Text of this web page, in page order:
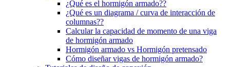
¿Qué es el hormigón armado??
¿Qué es un diagrama / curva de interacción de
columnas??
Calcular la capacidad de momento de una viga
de hormigón armado
Hormigón armado vs Hormigón pretensado
Cómo diseñar vigas de hormigón armado?